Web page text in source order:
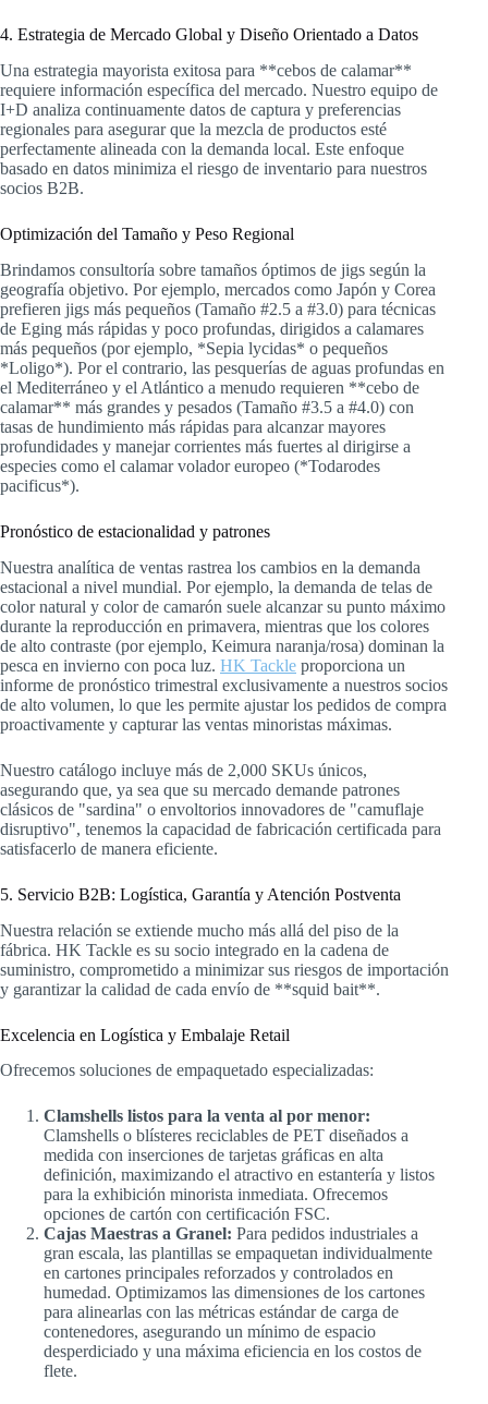
4. Estrategia de Mercado Global y Diseño Orientado a Datos
Una estrategia mayorista exitosa para **cebos de calamar**
requiere información específica del mercado. Nuestro equipo de
I+D analiza continuamente datos de captura y preferencias
regionales para asegurar que la mezcla de productos esté
perfectamente alineada con la demanda local. Este enfoque
basado en datos minimiza el riesgo de inventario para nuestros
socios B2B.
Optimización del Tamaño y Peso Regional
Brindamos consultoría sobre tamaños óptimos de jigs según la
geografía objetivo. Por ejemplo, mercados como Japón y Corea
prefieren jigs más pequeños (Tamaño #2.5 a #3.0) para técnicas
de Eging más rápidas y poco profundas, dirigidos a calamares
más pequeños (por ejemplo, *Sepia lycidas* o pequeños
*Loligo*). Por el contrario, las pesquerías de aguas profundas en
el Mediterráneo y el Atlántico a menudo requieren **cebo de
calamar** más grandes y pesados (Tamaño #3.5 a #4.0) con
tasas de hundimiento más rápidas para alcanzar mayores
profundidades y manejar corrientes más fuertes al dirigirse a
especies como el calamar volador europeo (*Todarodes
pacificus*).
Pronóstico de estacionalidad y patrones
Nuestra analítica de ventas rastrea los cambios en la demanda
estacional a nivel mundial. Por ejemplo, la demanda de telas de
color natural y color de camarón suele alcanzar su punto máximo
durante la reproducción en primavera, mientras que los colores
de alto contraste (por ejemplo, Keimura naranja/rosa) dominan la
pesca en invierno con poca luz. HK Tackle proporciona un
informe de pronóstico trimestral exclusivamente a nuestros socios
de alto volumen, lo que les permite ajustar los pedidos de compra
proactivamente y capturar las ventas minoristas máximas.
Nuestro catálogo incluye más de 2,000 SKUs únicos,
asegurando que, ya sea que su mercado demande patrones
clásicos de "sardina" o envoltorios innovadores de "camuflaje
disruptivo", tenemos la capacidad de fabricación certificada para
satisfacerlo de manera eficiente.
5. Servicio B2B: Logística, Garantía y Atención Postventa
Nuestra relación se extiende mucho más allá del piso de la
fábrica. HK Tackle es su socio integrado en la cadena de
suministro, comprometido a minimizar sus riesgos de importación
y garantizar la calidad de cada envío de **squid bait**.
Excelencia en Logística y Embalaje Retail
Ofrecemos soluciones de empaquetado especializadas:
Clamshells listos para la venta al por menor:
Clamshells o blísteres reciclables de PET diseñados a
medida con inserciones de tarjetas gráficas en alta
definición, maximizando el atractivo en estantería y listos
para la exhibición minorista inmediata. Ofrecemos
opciones de cartón con certificación FSC.
Cajas Maestras a Granel: Para pedidos industriales a
gran escala, las plantillas se empaquetan individualmente
en cartones principales reforzados y controlados en
humedad. Optimizamos las dimensiones de los cartones
para alinearlas con las métricas estándar de carga de
contenedores, asegurando un mínimo de espacio
desperdiciado y una máxima eficiencia en los costos de
flete.